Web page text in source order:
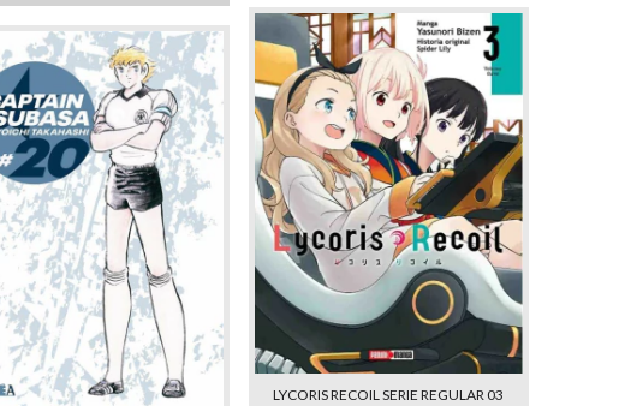
LYCORIS RECOIL SERIE REGULAR 03